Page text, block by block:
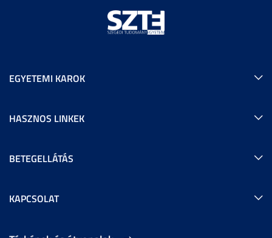
EGYETEMI KAROK
HASZNOS LINKEK
BETEGELLÁTÁS
KAPCSOLAT